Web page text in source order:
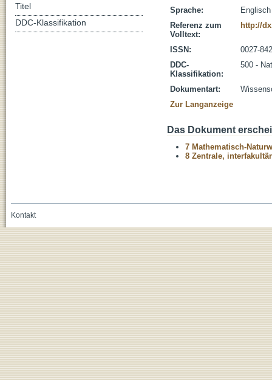
Sprache:
Englisch
Referenz zum
Volltext:
http://
ISSN:
0027-
DDC-
Klassifikation:
500 -
Dokumentart:
Zur Langanzeige
Das Dokument
7 Mathematisch-
8 Zentrale,
Titel
DDC-Klassifikation
Kontakt